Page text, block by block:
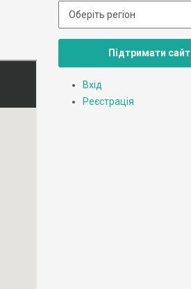
Підтримати сайт
Вхід
Реєстрація